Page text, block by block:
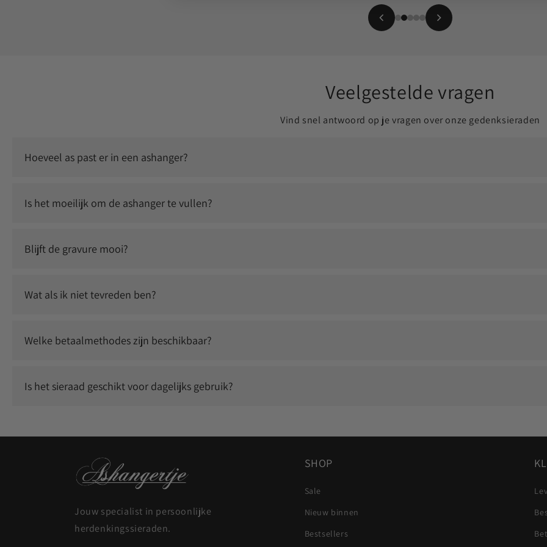
Veelgestelde vragen
Vind snel antwoord op je vragen over onze gedenksieraden
Hoeveel as past er in een ashanger?
Is het moeilijk om de ashanger te vullen?
Blijft de gravure mooi?
Wat als ik niet tevreden ben?
Welke betaalmethodes zijn beschikbaar?
Is het sieraad geschikt voor dagelijks gebruik?
Jouw specialist in persoonlijke
herdenkingssieraden.
SHOP
Sale
Nieuw binnen
Bestsellers